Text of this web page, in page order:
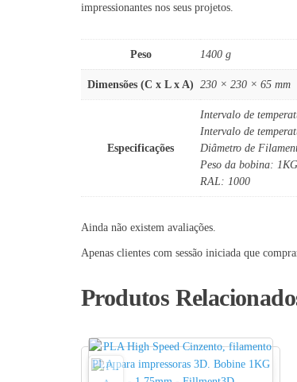
impressionantes nos seus projetos.
Peso 1400 g
Dimensões (C x L x A) 230 × 230 × 65 mm
Especificações
Intervalo de
Intervalo de
Diâmetro de
Peso da bobina: 1KG
RAL: 1000
Ainda não existem avaliações.
Apenas clientes com sessão iniciada que
Produtos